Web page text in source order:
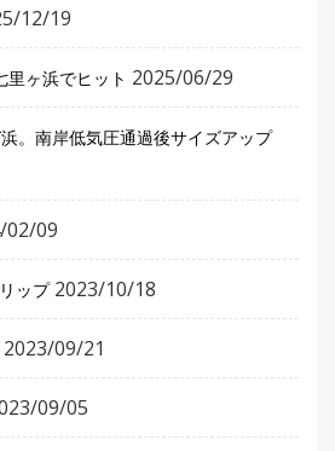
12/19
里ヶ浜でヒット 2025/06/29
。南岸低気圧通過後サイズアップ
02/09
ップ 2023/10/18
2023/09/21
09/05